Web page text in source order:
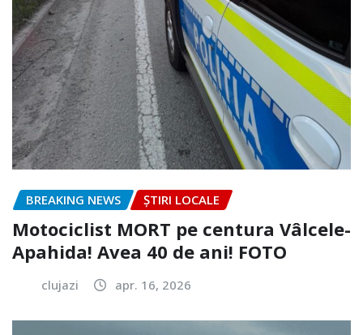
BREAKING NEWS ȘTIRI LOCALE
Motociclist MORT pe centura Vâlcele-
Apahida! Avea 40 de ani! FOTO
clujazi apr. 16, 2026